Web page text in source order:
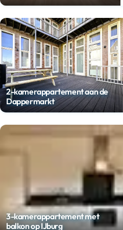
2-kamerappartement aan de
Dappermarkt
3-kamerappartement met
balkon op IJburg